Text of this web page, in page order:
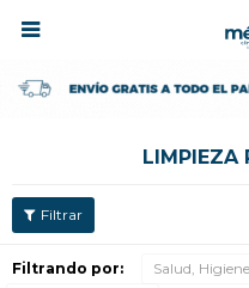

LIMPIEZA
Filtrando por:
Salud,